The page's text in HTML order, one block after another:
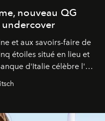
nouveau QG
et aux savoirs-faire de
étoiles situé en lieu et
d'Italie célèbre l'art
élégance intemporelle.